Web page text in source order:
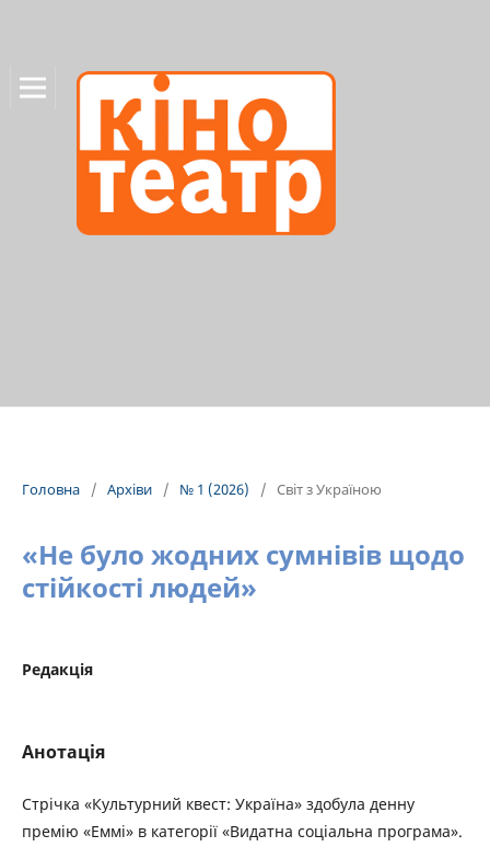
Головна / Архіви / № 1 (2026) / Світ з Україною
«Не було жодних сумнівів щодо
стійкості людей»
Редакція
Анотація
Стрічка «Культурний квест: Україна» здобула денну
премію «Еммі» в категорії «Видатна соціальна програма».